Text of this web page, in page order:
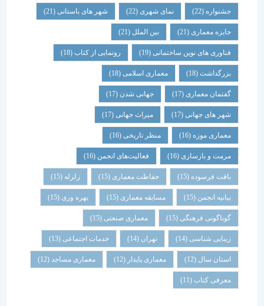
جشنواره(22) نمای شهری(22) شهر های باستانی (21)
جایزه معماری (21) بین الملل(21)
فناوری های نوین ساختمانی(19) رونمایی از کتاب (18)
بزرگداشت (18) معماری اسلامی(18)
گفتمان معماری (17) جهانی شدن(17)
شهر های جهانی(17) میراث جهانی(17)
معماری موزه(16) منظر تاریخی (16)
مرمت و بازسازی(16) فعالیت‌های انجمن(16)
بافت فرسوده (15) حفاظت معماری (15) زلزله
بیانیه انجمن(15) مسابقه معماری (15) بهره وری(15)
گوناگونی فرهنگی (15) معماری صنعتی(15)
زیبایی شناسی (14) تهران خدمات اجتماعی (13)
استان سال(12) معماری پایدار (12) معماری مساجد(12)
معرفی کتاب(11)